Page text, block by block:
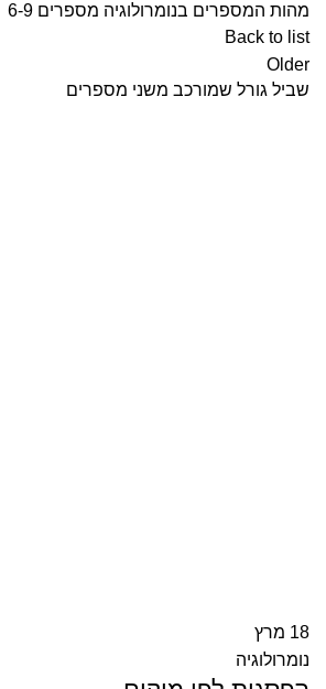
מהות המספרים בנומרולוגיה מספרים 6-9
Back to list
Older
שביל גורל שמורכב משני מספרים
18 מרץ
נומרולוגיה